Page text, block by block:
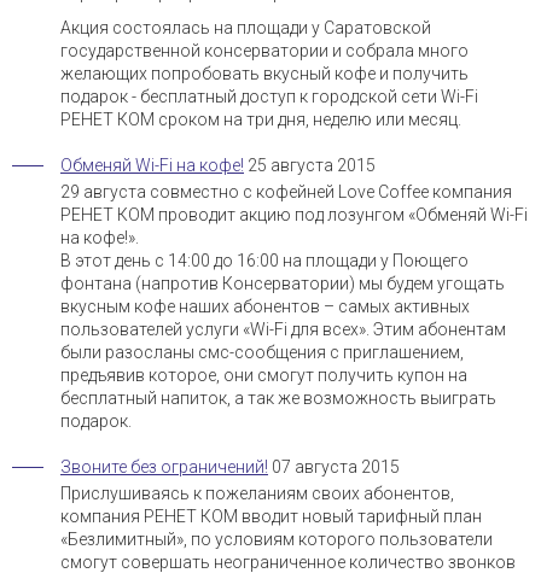
Акция состоялась на площади у Саратовской
государственной консерватории и собрала много
желающих попробовать вкусный кофе и получить
подарок - бесплатный доступ к городской сети Wi-Fi
РЕНЕТ КОМ сроком на три дня, неделю или месяц.
Обменяй Wi-Fi на кофе! 25 августа 2015
29 августа совместно с кофейней Love Coffee компания
РЕНЕТ КОМ проводит акцию под лозунгом «Обменяй Wi-Fi
на кофе!».
В этот день с 14:00 до 16:00 на площади у Поющего
фонтана (напротив Консерватории) мы будем угощать
вкусным кофе наших абонентов – самых активных
пользователей услуги «Wi-Fi для всех». Этим абонентам
были разосланы смс-сообщения с приглашением,
предъявив которое, они смогут получить купон на
бесплатный напиток, а так же возможность выиграть
подарок.
Звоните без ограничений! 07 августа 2015
Прислушиваясь к пожеланиям своих абонентов,
компания РЕНЕТ КОМ вводит новый тарифный план
«Безлимитный», по условиям которого пользователи
смогут совершать неограниченное количество звонков